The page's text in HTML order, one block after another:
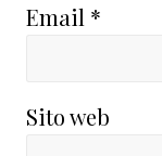
Email *
Sito web